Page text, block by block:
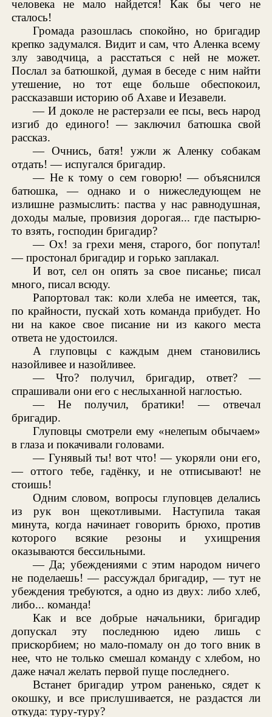
человека не мало найдется! Как бы чего не
сталось!
Громада разошлась спокойно, но бригадир
крепко задумался. Видит и сам, что Аленка всему
злу заводчица, а расстаться с ней не может.
Послал за батюшкой, думая в беседе с ним найти
утешение, но тот еще больше обеспокоил,
рассказавши историю об Ахаве и Иезавели.
— И доколе не растерзали ее псы, весь народ
изгиб до единого! — заключил батюшка свой
рассказ.
— Очнись, батя! ужли ж Аленку собакам
отдать! — испугался бригадир.
— Не к тому о сем говорю! — объяснился
батюшка, — однако и о нижеследующем не
излишне размыслить: паства у нас равнодушная,
доходы малые, провизия дорогая... где пастырю-
то взять, господин бригадир?
— Ох! за грехи меня, старого, бог попутал!
— простонал бригадир и горько заплакал.
И вот, сел он опять за свое писанье; писал
много, писал всюду.
Рапортовал так: коли хлеба не имеется, так,
по крайности, пускай хоть команда прибудет. Но
ни на какое свое писание ни из какого места
ответа не удостоился.
А глуповцы с каждым днем становились
назойливее и назойливее.
— Что? получил, бригадир, ответ? —
спрашивали они его с неслыханной наглостью.
— Не получил, братики! — отвечал
бригадир.
Глуповцы смотрели ему «нелепым обычаем»
в глаза и покачивали головами.
— Гунявый ты! вот что! — укоряли они его,
— оттого тебе, гадёнку, и не отписывают! не
стоишь!
Одним словом, вопросы глуповцев делались
из рук вон щекотливыми. Наступила такая
минута, когда начинает говорить брюхо, против
которого всякие резоны и ухищрения
оказываются бессильными.
— Да; убеждениями с этим народом ничего
не поделаешь! — рассуждал бригадир, — тут не
убеждения требуются, а одно из двух: либо хлеб,
либо... команда!
Как и все добрые начальники, бригадир
допускал эту последнюю идею лишь с
прискорбием; но мало-помалу он до того вник в
нее, что не только смешал команду с хлебом, но
даже начал желать первой пуще последнего.
Встанет бригадир утром раненько, сядет к
окошку, и все прислушивается, не раздастся ли
откуда: туру-туру?